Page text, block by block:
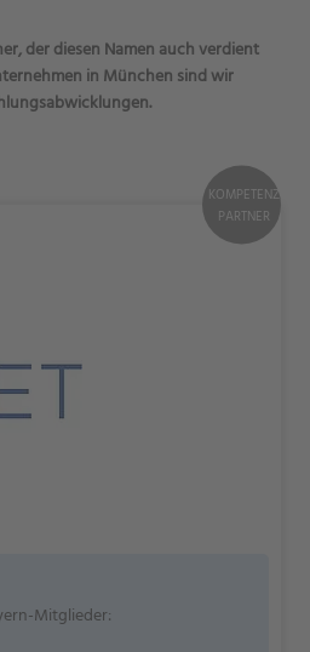
KOMPETENZ
PARTNER
Mitglieder:
der diesen Namen auch verdient
in München sind wir